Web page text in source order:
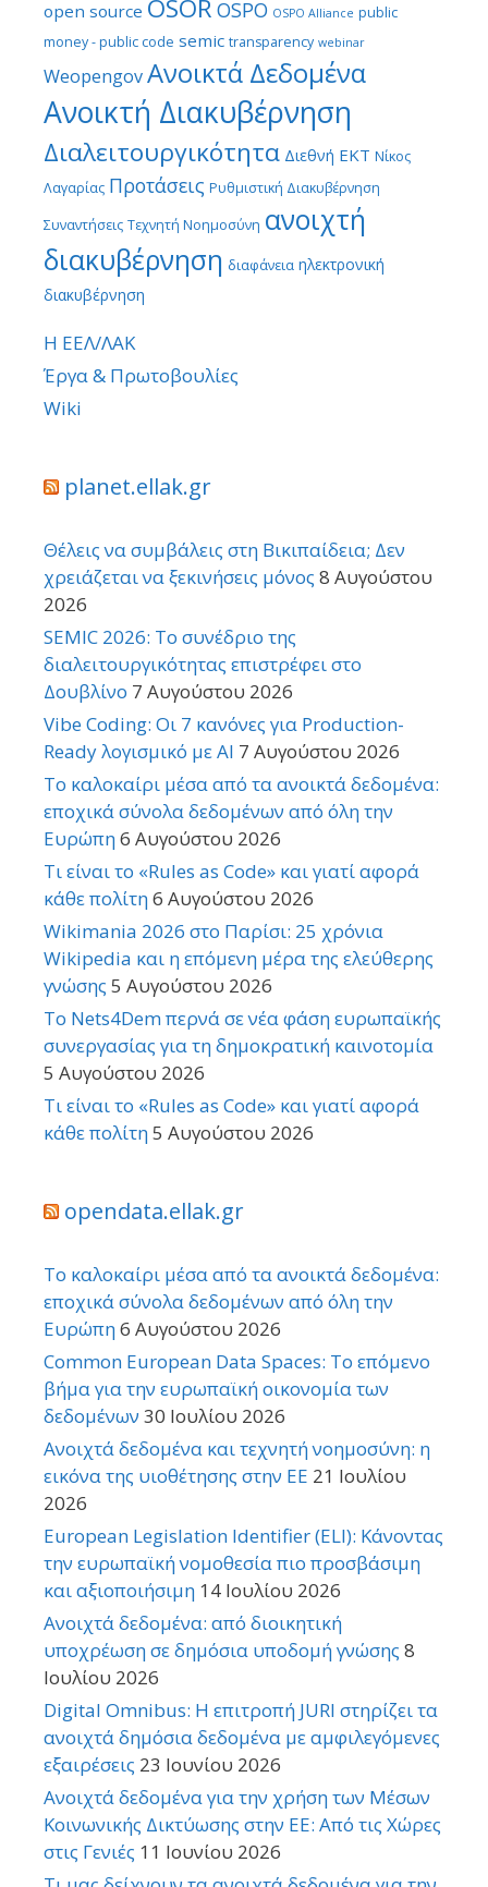
open source OSOR OSPO OSPO Alliance public
money - public code semic transparency webinar
WeopengovΑνοικτά Δεδομένα
Ανοικτή Διακυβέρνηση
Διαλειτουργικότητα Διεθνή ΕΚΤ Νίκος
Λαγαρίας Προτάσεις Ρυθμιστική Διακυβέρνηση
Συναντήσεις Τεχνητή Νοημοσύνη ανοιχτή
διακυβέρνηση διαφάνεια ηλεκτρονική
διακυβέρνηση
Η ΕΕΛ/ΛΑΚ
Έργα & Πρωτοβουλίες
Wiki
planet.ellak.gr
Θέλεις να συμβάλεις στη Βικιπαίδεια; Δεν
χρειάζεται να ξεκινήσεις μόνος 8 Αυγούστου
2026
SEMIC 2026: Το συνέδριο της
διαλειτουργικότητας επιστρέφει στο
Δουβλίνο 7 Αυγούστου 2026
Vibe Coding: Οι 7 κανόνες για Production-
Ready λογισμικό με AI 7 Αυγούστου 2026
Το καλοκαίρι μέσα από τα ανοικτά δεδομένα:
εποχικά σύνολα δεδομένων από όλη την
Ευρώπη6 Αυγούστου 2026
Τι είναι το «Rules as Code» και γιατί αφορά
κάθε πολίτη6 Αυγούστου 2026
Wikimania 2026 στο Παρίσι: 25 χρόνια
Wikipedia και η επόμενη μέρα της ελεύθερης
γνώσης 5 Αυγούστου 2026
Το Nets4Dem περνά σε νέα φάση ευρωπαϊκής
συνεργασίας για τη δημοκρατική καινοτομία
5 Αυγούστου 2026
Τι είναι το «Rules as Code» και γιατί αφορά
κάθε πολίτη5 Αυγούστου 2026
opendata.ellak.gr
Το καλοκαίρι μέσα από τα ανοικτά δεδομένα:
εποχικά σύνολα δεδομένων από όλη την
Ευρώπη6 Αυγούστου 2026
Common European Data Spaces: Το επόμενο
βήμα για την ευρωπαϊκή οικονομία των
δεδομένων 30 Ιουλίου 2026
Ανοιχτά δεδομένα και τεχνητή νοημοσύνη: η
εικόνα της υιοθέτησης στην ΕΕ 21 Ιουλίου
2026
European Legislation Identifier (ELI): Κάνοντας
την ευρωπαϊκή νομοθεσία πιο προσβάσιμη
και αξιοποιήσιμη 14 Ιουλίου 2026
Ανοιχτά δεδομένα: από διοικητική
υποχρέωση σε δημόσια υποδομή γνώσης 8
Ιουλίου 2026
Digital Omnibus: Η επιτροπή JURI στηρίζει τα
ανοιχτά δημόσια δεδομένα με αμφιλεγόμενες
εξαιρέσεις 23 Ιουνίου 2026
Ανοιχτά δεδομένα για την χρήση των Μέσων
Κοινωνικής Δικτύωσης στην ΕΕ: Από τις Χώρες
στις Γενιές 11 Ιουνίου 2026